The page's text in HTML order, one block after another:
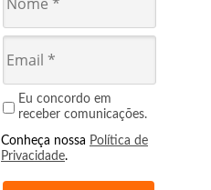
Eu concordo em
receber comunicações.
Conheça nossa Política de
Privacidade.